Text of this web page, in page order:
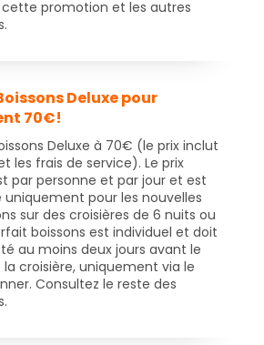
cette promotion et les autres
Deluxe pour
70€!
Deluxe à 70€ (le prix inclut
les frais de service). Le prix
par personne et par jour et est
uniquement pour les nouvelles
sur des croisières de 6 nuits ou
boissons est individuel et doit
au moins deux jours avant le
croisière, uniquement via le
Consultez le reste des